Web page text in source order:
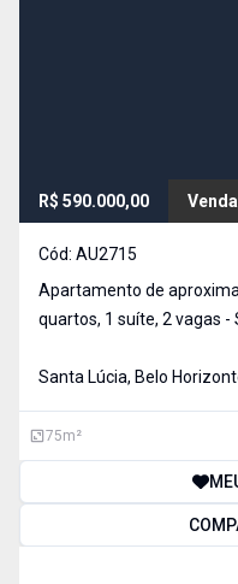
R$ 590.000,00 Venda
Cód: AU2715
Apartamento de
quartos, 1 suíte, 2 vagas - Santa
amplos, vista definitiva e
Santa Lúcia, Belo
75m²